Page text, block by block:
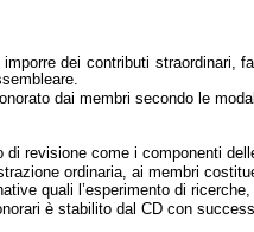
imporre dei contributi
dai membri secondo le
di revisione come i componenti
ordinaria, ai membri
quali l’esperimento di
è stabilito dal CD con